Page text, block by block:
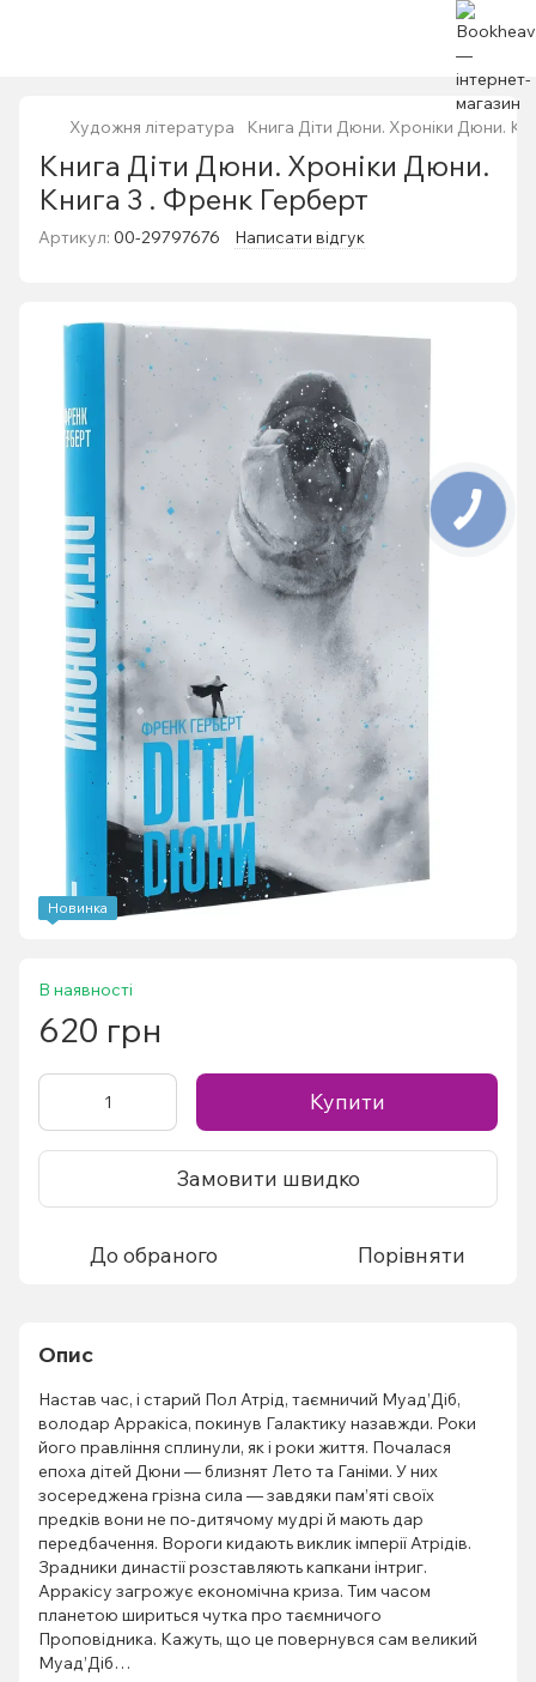
Художня література Книга Діти Дюни. Хроніки Дюни.
Книга Діти Дюни. Хроніки Дюни.
Книга 3 . Френк Герберт
Артикул: 00-29797676 Написати відгук
Новинка
В наявності
620 грн
Купити
Замовити швидко
До обраного Порівняти
Опис
Настав час, і старий Пол Атрід, таємничий Муад’Діб,
володар Арракіса, покинув Галактику назавжди. Роки
його правління сплинули, як і роки життя. Почалася
епоха дітей Дюни — близнят Лето та Ганіми. У них
зосереджена грізна сила — завдяки пам’яті своїх
предків вони не по-дитячому мудрі й мають дар
передбачення. Вороги кидають виклик імперії Атрідів.
Зрадники династії розставляють капкани інтриг.
Арракісу загрожує економічна криза. Тим часом
планетою шириться чутка про таємничого
Проповідника. Кажуть, що це повернувся сам великий
Муад’Діб…